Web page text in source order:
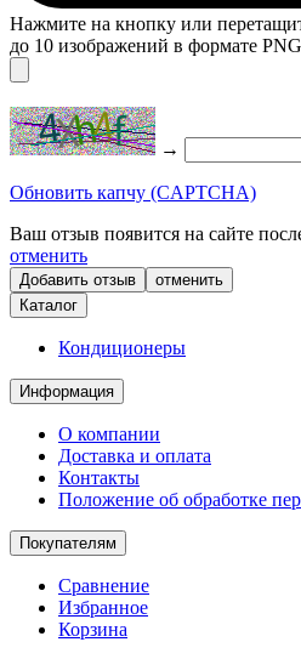
Нажмите на кнопку или
до 10 изображений в формате
→
Обновить капчу (CAPTCHA)
Ваш отзыв появится на сайте
отменить
отменить
Каталог
Кондиционеры
Информация
О компании
Доставка и оплата
Контакты
Положение об обработке
Покупателям
Сравнение
Избранное
Корзина